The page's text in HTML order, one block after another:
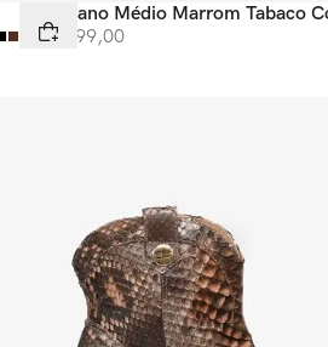
Bota Cano Médio Marrom Tabaco
R$ 3 999,00